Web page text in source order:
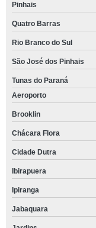
Pinhais
Quatro Barras
Rio Branco do Sul
São José dos Pinhais
Tunas do Paraná
Aeroporto
Brooklin
Chácara Flora
Cidade Dutra
Ibirapuera
Ipiranga
Jabaquara